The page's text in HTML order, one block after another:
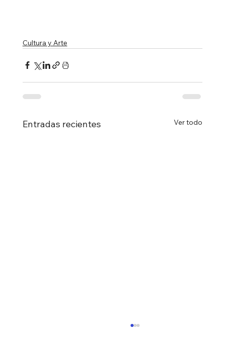
Cultura y Arte
Entradas recientes Ver todo